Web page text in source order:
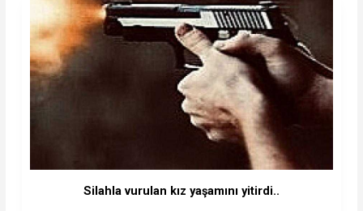
Silahla vurulan kız yaşamını yitirdi..